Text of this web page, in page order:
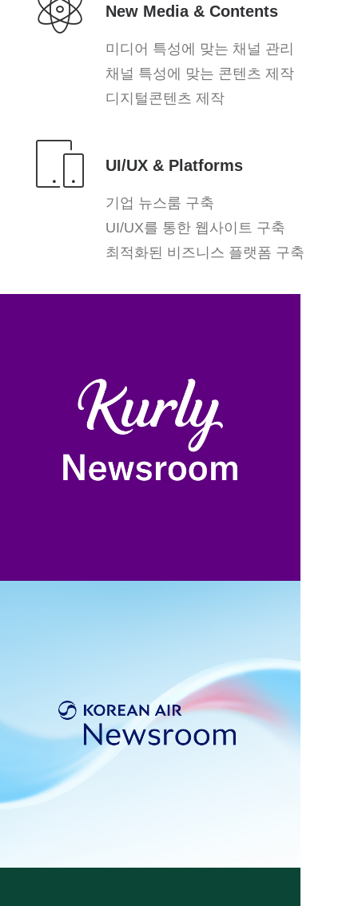
New Media & Contents
미디어 특성에 맞는 채널 관리
채널 특성에 맞는 콘텐츠 제작
디지털콘텐츠 제작
UI/UX & Platforms
기업 뉴스룸 구축
UI/UX를 통한 웹사이트 구축
최적화된 비즈니스 플랫폼 구축